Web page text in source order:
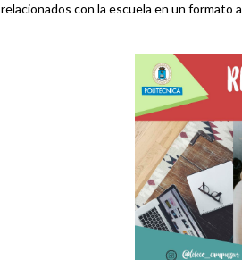
relacionados con la escuela en un formato